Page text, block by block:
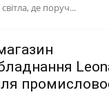
де поруч...